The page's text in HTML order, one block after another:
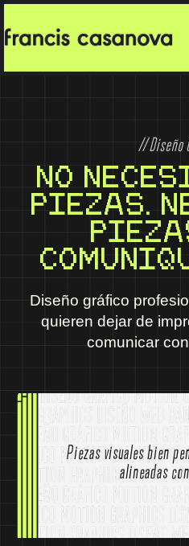
// Diseño
NO
PIEZAS.
Diseño gráfico
quieren dejar de
comunicar
Piezas visuales bien
alineadas